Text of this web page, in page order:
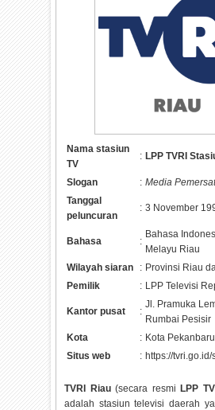
Nama stasiun
TV
: LPP TVRI
Slogan : Media
Tanggal
peluncuran
: 3 November
Bahasa :
Bahasa
Melayu Riau
Wilayah siaran
: Provinsi Riau
Pemilik
: LPP Televisi
Kantor pusat :
Jl. Pramuka
Rumbai Pesisir
Kota
: Kota Pekanbaru
Situs web
: https://
TVRI Riau(secara resmi LPP
adalah stasiun televisi daerah